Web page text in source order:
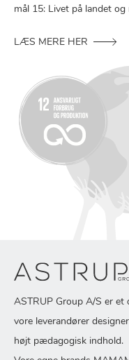
mål 15: Livet på landet
LÆS MERE HER
ASTRUP Group A/S er et
vore leverandører
højt pædagogisk indhold.